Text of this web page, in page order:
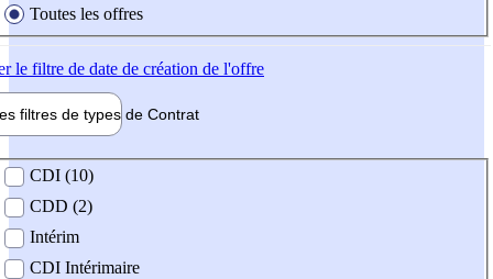
Toutes les offres
le filtre de date de création de l'offre
filtres de types de Contrat
contrat
CDI (10)
CDD (2)
Intérim
CDI Intérimaire